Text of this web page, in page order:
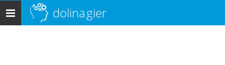
Menu
główne
dolinagier